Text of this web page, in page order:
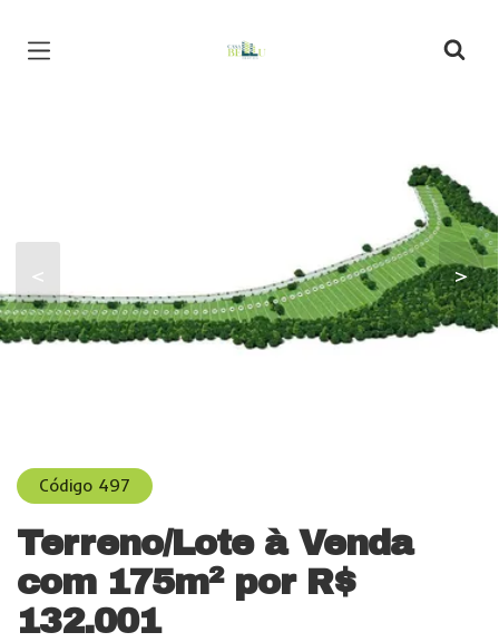
< >
Código 497
Terreno/Lote à Venda
com 175m² por R$
132.001